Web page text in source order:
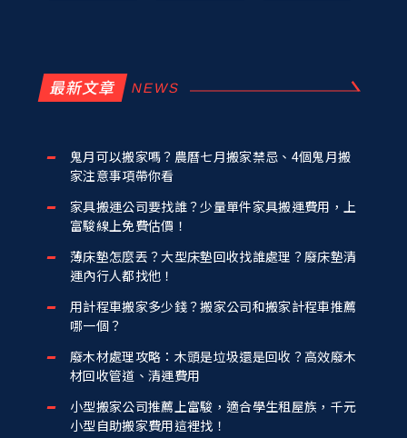
最新文章
鬼月可以搬家嗎？農曆七月搬家禁忌、4個鬼月搬
家注意事項帶你看
家具搬運公司要找誰？少量單件家具搬運費用，上
富駿線上免費估價！
薄床墊怎麼丟？大型床墊回收找誰處理？廢床墊清
運內行人都找他！
用計程車搬家多少錢？搬家公司和搬家計程車推薦
哪一個？
廢木材處理攻略：木頭是垃圾還是回收？高效廢木
材回收管道、清運費用
小型搬家公司推薦上富駿，適合學生租屋族，千元
小型自助搬家費用這裡找！